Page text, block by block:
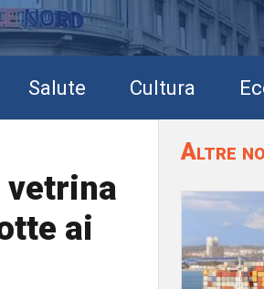
Salute Cultura
vetrina
ai
Altre